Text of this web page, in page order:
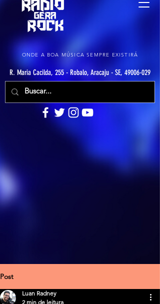
ONDE A BOA MÚSICA SEMPRE EXISTIRÁ
R. Maria Cacilda, 255 - Robalo, Aracaju - SE, 49006-029
Post
Luan Radney
2 min de leitura